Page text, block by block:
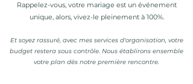
Rappelez-vous, votre mariage est un événement
unique, alors, vivez-le pleinement à 100%.
Et soyez rassuré, avec mes services d'organisation, votre
budget restera sous contrôle. Nous établirons ensemble
votre plan dès notre première rencontre.